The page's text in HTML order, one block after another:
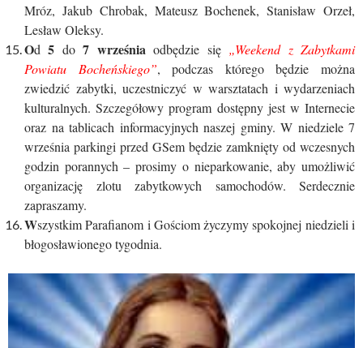
Mróz, Jakub Chrobak, Mateusz Bochenek, Stanisław Orzeł,
Lesław Oleksy.
Od5 do7 września odbędzie się „Weekend z Zabytkami
Powiatu Bocheńskiego”, podczas którego będzie można
zwiedzić zabytki, uczestniczyć w warsztatach i wydarzeniach
kulturalnych. Szczegółowy program dostępny jest w Internecie
oraz na tablicach informacyjnych naszej gminy. W niedziele 7
września parkingi przed GSem będzie zamknięty od wczesnych
godzin porannych – prosimy o nieparkowanie, aby umożliwić
organizację zlotu zabytkowych samochodów. Serdecznie
zapraszamy.
Wszystkim Parafianom i Gościom życzymy spokojnej niedzieli i
błogosławionego tygodnia.